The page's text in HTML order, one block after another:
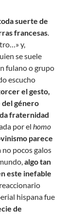
suerte de
francesas.
y,
se suele
fulano o grupo
escucho
el gesto,
del género
fraternidad
por el homo
parece
no pocos galos
algo tan
este inefable
hispana fue
de